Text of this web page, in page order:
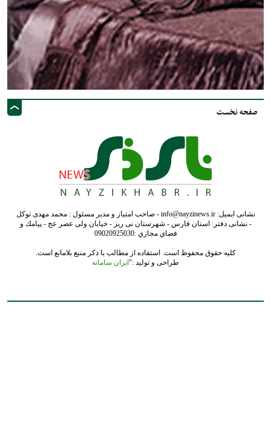
صفحه نخست
نشانی ایمیل: info@nayzinews.ir - صاحب امتیاز و مدیر مسئول : محمد مهدی توکل
- نشانی دفتر: استان فارس - شهرستان نی ریز - خیابان ولی عصر عج - پيامك و
فضاي مجازي :09020925030
کلیه حقوق محفوظ است. استفاده از مطالب با ذکر منبع بلامانع است.
طراحی و تولید :"ایران سامانه